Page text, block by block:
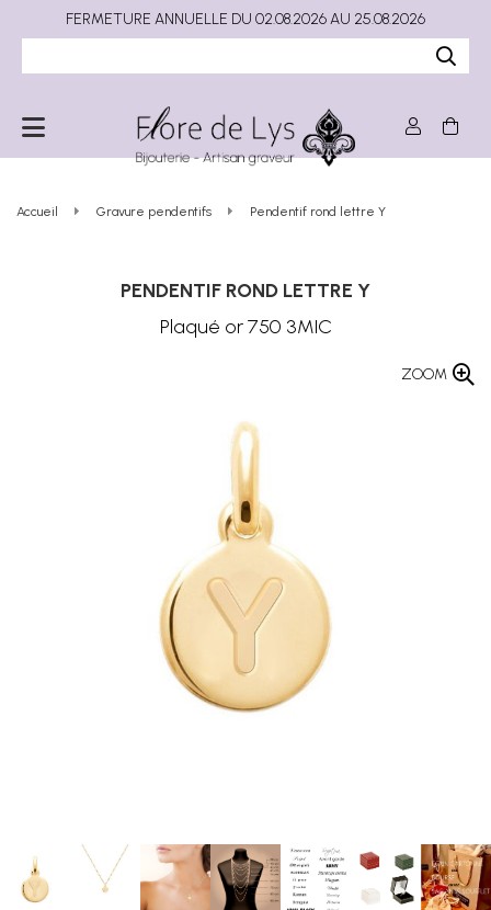
Accueil Gravure pendentifs Pendentif rond lettre Y
PENDENTIF ROND LETTRE Y
Plaqué or 750 3MIC
ZOOM
FERMETURE ANNUELLE DU 02.08.2026 AU 25.08.2026